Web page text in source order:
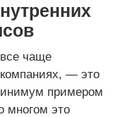
чаще
— это
примером
многом это